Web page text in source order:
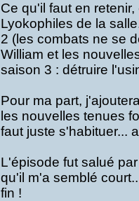
Ce qu'il faut en
Lyokophiles de la
2 (les combats ne se
William et les
saison 3 : détruire
Pour ma part,
les nouvelles tenues
faut juste s'habituer...
L'épisode fut salué
qu'il m'a semblé
fin !